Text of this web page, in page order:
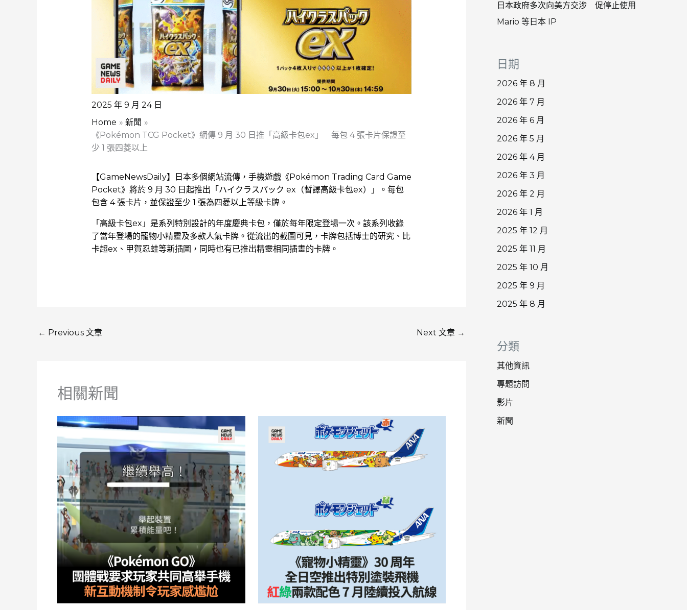
2025 年 9 月 24 日
Home
新聞
《Pokémon TCG Pocket》網傳 9 月 30 日推「高級卡包ex」 每包 4 張卡片保證至
少 1 張四菱以上
【GameNewsDaily】日本多個網站流傳，手機遊戲《Pokémon Trading Card Game
Pocket》將於 9 月 30 日起推出「ハイクラスパック ex（暫譯高級卡包ex）」。每包
包含 4 張卡片，並保證至少 1 張為四菱以上等級卡牌。
「高級卡包ex」是系列特別設計的年度慶典卡包，僅於每年限定登場一次。該系列收錄
了當年登場的寵物小精靈及多款人氣卡牌。從流出的截圖可見，卡牌包括博士的研究、比
卡超ex、甲賀忍蛙等新插圖，同時也有已推出精靈相同插畫的卡牌。
← Previous 文章 Next 文章 →
相關新聞
日本政府多次向美方交涉 促停止使用
Mario 等日本 IP
日期
2026 年 8 月
2026 年 7 月
2026 年 6 月
2026 年 5 月
2026 年 4 月
2026 年 3 月
2026 年 2 月
2026 年 1 月
2025 年 12 月
2025 年 11 月
2025 年 10 月
2025 年 9 月
2025 年 8 月
分類
其他資訊
專題訪問
影片
新聞